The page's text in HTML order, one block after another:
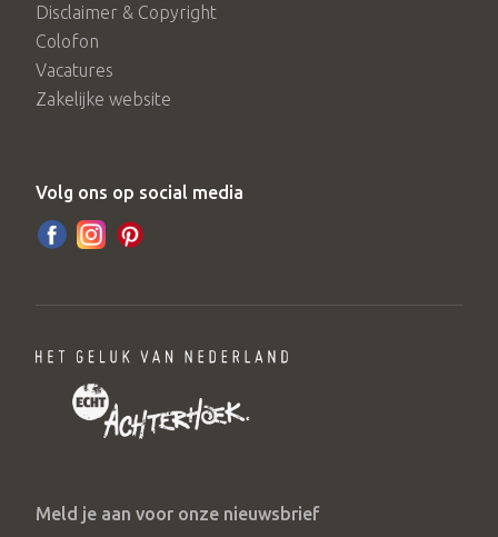
Disclaimer & Copyright
Colofon
Vacatures
Zakelijke website
Volg ons op social media
Meld je aan voor onze nieuwsbrief